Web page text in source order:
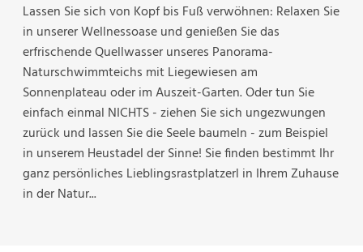
Lassen Sie sich von Kopf bis Fuß verwöhnen: Relaxen Sie
in unserer Wellnessoase und genießen Sie das
erfrischende Quellwasser unseres Panorama-
Naturschwimmteichs mit Liegewiesen am
Sonnenplateau oder im Auszeit-Garten. Oder tun Sie
einfach einmal NICHTS - ziehen Sie sich ungezwungen
zurück und lassen Sie die Seele baumeln - zum Beispiel
in unserem Heustadel der Sinne! Sie finden bestimmt Ihr
ganz persönliches Lieblingsrastplatzerl in Ihrem Zuhause
in der Natur...